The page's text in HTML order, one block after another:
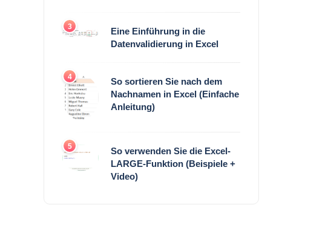
3
Eine Einführung in die
Datenvalidierung in Excel
4
So sortieren Sie nach dem
Nachnamen in Excel (Einfache
Anleitung)
5
So verwenden Sie die Excel-
LARGE-Funktion (Beispiele +
Video)